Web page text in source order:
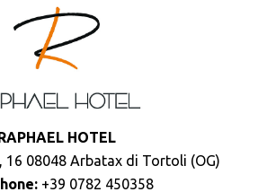
HOTEL
16 08048 Arbatax di Tortoli (OG)
+39 0782 450358